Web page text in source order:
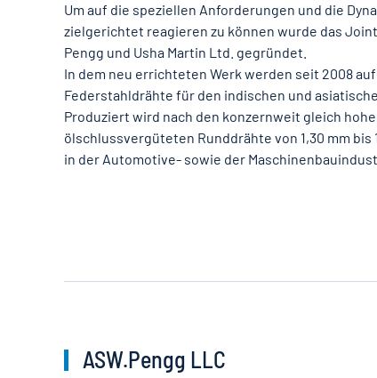
Um auf die speziellen Anforderungen und die
zielgerichtet reagieren zu können wurde das
Pengg und Usha Martin Ltd. gegründet.
In dem neu errichteten Werk werden seit 2008
Federstahldrähte für den indischen und
Produziert wird nach den konzernweit gleich
ölschlussvergüteten Runddrähte von 1,30 mm bis
in der Automotive- sowie der
ASW.Pengg LLC